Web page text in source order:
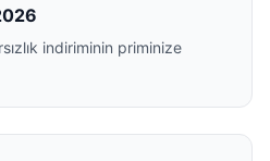
indiriminin priminize